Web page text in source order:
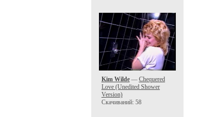
Kim Wilde— Chequered
Love (Unedited Shower
Version)
Скачиваний: 58